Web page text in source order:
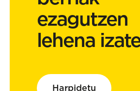
ezagutzen
lehena
Harpidetu